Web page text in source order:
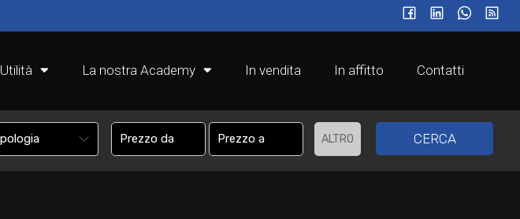
Utilità La nostra Academy In vendita In affitto Contatti
ALTRO CERCA